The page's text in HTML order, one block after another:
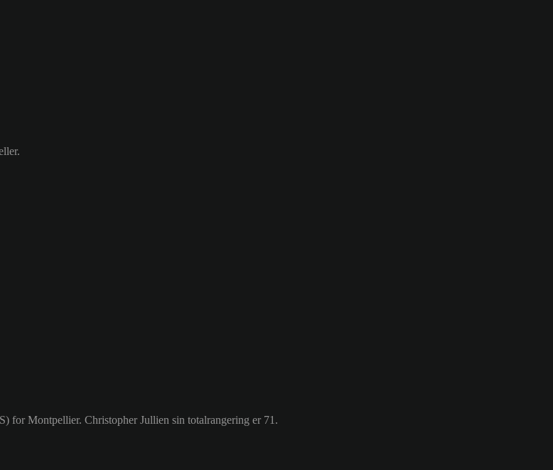
for Montpellier. Christopher Jullien sin totalrangering er 71.